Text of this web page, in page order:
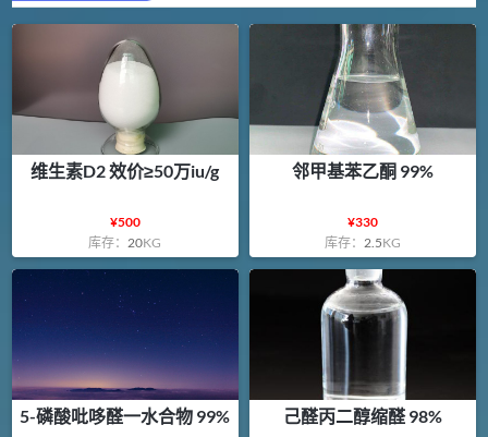
维生素D2 效价≥50万iu/g
¥500
库存：20KG
邻甲基苯乙酮 99%
¥330
库存：2.5KG
5-磷酸吡哆醛一水合物 99% 己醛丙二醇缩醛 98%